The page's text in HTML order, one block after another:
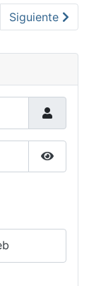
1,
Artículo
Siguiente
Mostrar